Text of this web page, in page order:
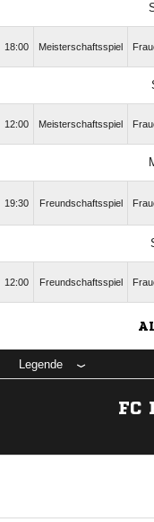
18:00 Meisterschaftsspiel
12:00 Meisterschaftsspiel
19:30 Freundschaftsspiel
12:00 Freundschaftsspiel
Legende
FC